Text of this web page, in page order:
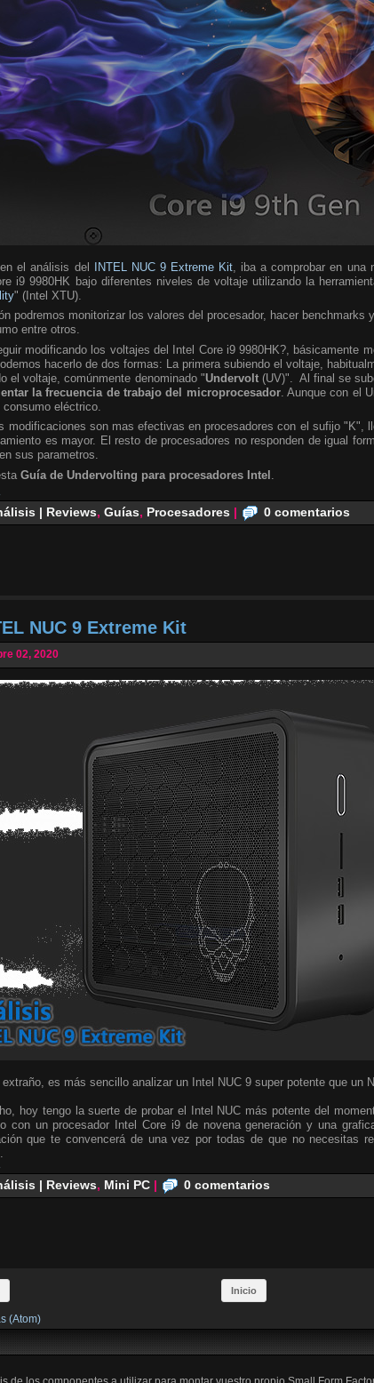
el análisis del INTEL NUC 9 Extreme Kit , iba a comprobar en una
i9 9980HK bajo diferentes niveles de voltaje utilizando la
" (Intel XTU).
podremos monitorizar los valores del procesador, hacer benchmarks
entre otros.
modificando los voltajes del Intel Core i9 9980HK?, básicamente
hacerlo de dos formas: La primera subiendo el voltaje,
el voltaje, comúnmente denominado "Undervolt (UV)". Al final se
la frecuencia de trabajo del microprocesador. Aunque con el
eléctrico.
modificaciones son mas efectivas en procesadores con el sufijo "K",
es mayor. El resto de procesadores no responden de igual
sus parametros.
Guía de Undervolting para procesadores Intel
| Reviews, Guías, Procesadores | 0 comentarios
NUC 9 Extreme Kit
02, 2020
es más sencillo analizar un Intel NUC 9 super potente que un
hoy tengo la suerte de probar el Intel NUC más potente del
con un procesador Intel Core i9 de novena generación y una
que te convencerá de una vez por todas de que no necesitas
| Reviews, Mini PC | 0 comentarios
Inicio
(Atom)